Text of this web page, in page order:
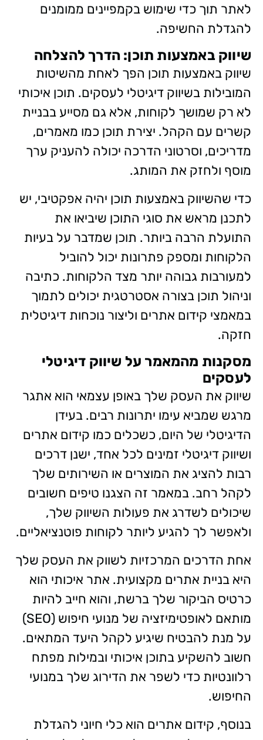
לאתר תוך כדי שימוש בקמפיינים ממומנים
להגדלת החשיפה.
שיווק באמצעות תוכן: הדרך להצלחה
שיווק באמצעות תוכן הפך לאחת מהשיטות
המובילות בשיווק דיגיטלי לעסקים. תוכן איכותי
לא רק שמושך לקוחות, אלא גם מסייע בבניית
קשרים עם הקהל. יצירת תוכן כמו מאמרים,
מדריכים, וסרטוני הדרכה יכולה להעניק ערך
מוסף ולחזק את המותג.
כדי שהשיווק באמצעות תוכן יהיה אפקטיבי, יש
לתכנן מראש את סוגי התוכן שיביאו את
התועלת הרבה ביותר. תוכן שמדבר על בעיות
הלקוחות ומספק פתרונות יכול להוביל
למעורבות גבוהה יותר מצד הלקוחות. כתיבה
וניהול תוכן בצורה אסטרטגית יכולים לתמוך
במאמצי קידום אתרים וליצור נוכחות דיגיטלית
חזקה.
מסקנות מהמאמר על שיווק דיגיטלי
לעסקים
שיווק את העסק שלך באופן עצמאי הוא אתגר
מרגש שמביא עימו יתרונות רבים. בעידן
הדיגיטלי של היום, כשכלים כמו קידום אתרים
ושיווק דיגיטלי זמינים לכל אחד, ישנן דרכים
רבות להציג את המוצרים או השירותים שלך
לקהל רחב. במאמר זה הצגנו טיפים חשובים
שיכולים לשדרג את פעולות השיווק שלך,
ולאפשר לך להגיע ליותר לקוחות פוטנציאליים.
אחת הדרכים המרכזיות לשווק את העסק שלך
היא בניית אתרים מקצועית. אתר איכותי הוא
כרטיס הביקור שלך ברשת, והוא חייב להיות
מותאם לאופטימיזציה של מנועי חיפוש (SEO)
על מנת להבטיח שיגיע לקהל היעד המתאים.
חשוב להשקיע בתוכן איכותי ובמילות מפתח
רלוונטיות כדי לשפר את הדירוג שלך במנועי
החיפוש.
בנוסף, קידום אתרים הוא כלי חיוני להגדלת